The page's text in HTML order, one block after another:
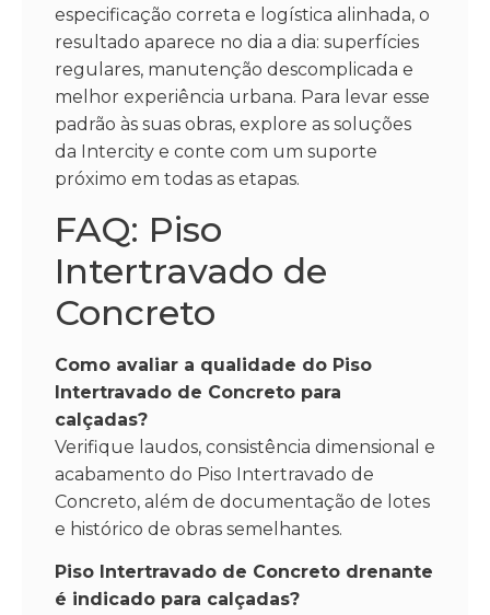
especificação correta e logística alinhada, o
resultado aparece no dia a dia: superfícies
regulares, manutenção descomplicada e
melhor experiência urbana. Para levar esse
padrão às suas obras, explore as soluções
da Intercity e conte com um suporte
próximo em todas as etapas.
FAQ: Piso
Intertravado de
Concreto
Como avaliar a qualidade do Piso
Intertravado de Concreto para
calçadas?
Verifique laudos, consistência dimensional e
acabamento do Piso Intertravado de
Concreto, além de documentação de lotes
e histórico de obras semelhantes.
Piso Intertravado de Concreto drenante
é indicado para calçadas?